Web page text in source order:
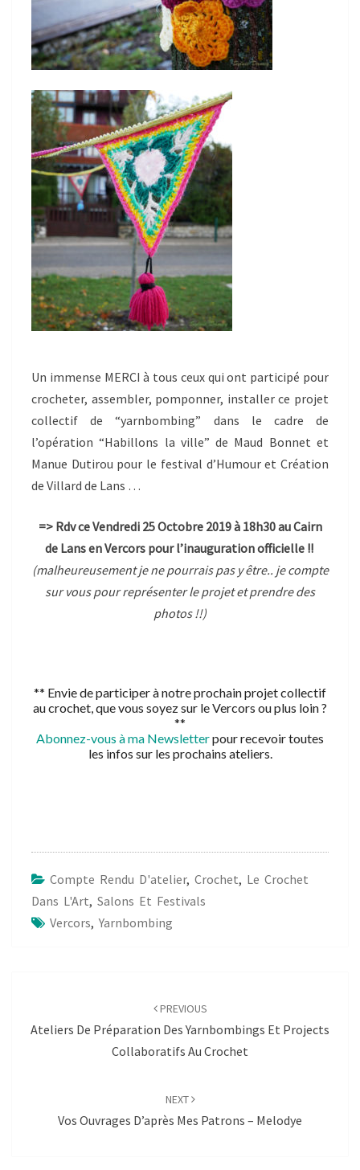
Un immense MERCI à tous ceux qui ont participé pour
crocheter, assembler, pomponner, installer ce projet
collectif de “yarnbombing” dans le cadre de
l’opération “Habillons la ville” de Maud Bonnet et
Manue Dutirou pour le festival d’Humour et Création
de Villard de Lans …
=> Rdv ce Vendredi 25 Octobre 2019 à 18h30 au Cairn
de Lans en Vercors pour l’inauguration officielle !!
(malheureusement je ne pourrais pas y être.. je compte
sur vous pour représenter le projet et prendre des
photos !!)
** Envie de participer à notre prochain projet collectif
au crochet, que vous soyez sur le Vercors ou plus loin ?
**
Abonnez-vous à ma Newsletterpour recevoir toutes
les infos sur les prochains ateliers.
Compte Rendu D'atelier, Crochet, Le Crochet
Dans L'Art, Salons Et Festivals
Vercors,Yarnbombing
PREVIOUS
Ateliers De Préparation Des Yarnbombings Et Projects
Collaboratifs Au Crochet
NEXT
Vos Ouvrages D’après Mes Patrons – Melodye